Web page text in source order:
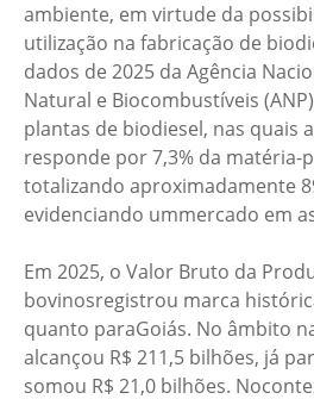
ambiente, em virtude da
utilização na fabricação de
dados de 2025 da Agência
Natural e Biocombustíveis
plantas de biodiesel, nas quais
responde por 7,3% da matéria-
totalizando aproximadamente
evidenciando ummercado em
Em 2025, o Valor Bruto da
bovinosregistrou marca
quanto paraGoiás. No âmbito
alcançou R$ 211,5 bilhões, já
somou R$ 21,0 bilhões.